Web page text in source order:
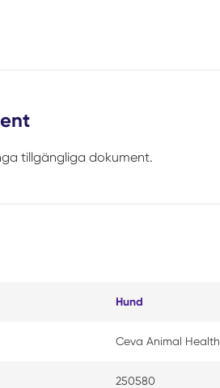
tillgängliga dokument.
Hund
Ceva Animal Health
250580